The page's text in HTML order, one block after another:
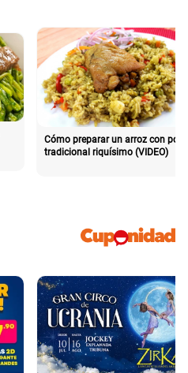
Cómo preparar un arroz con pollo
tradicional riquísimo (VIDEO)